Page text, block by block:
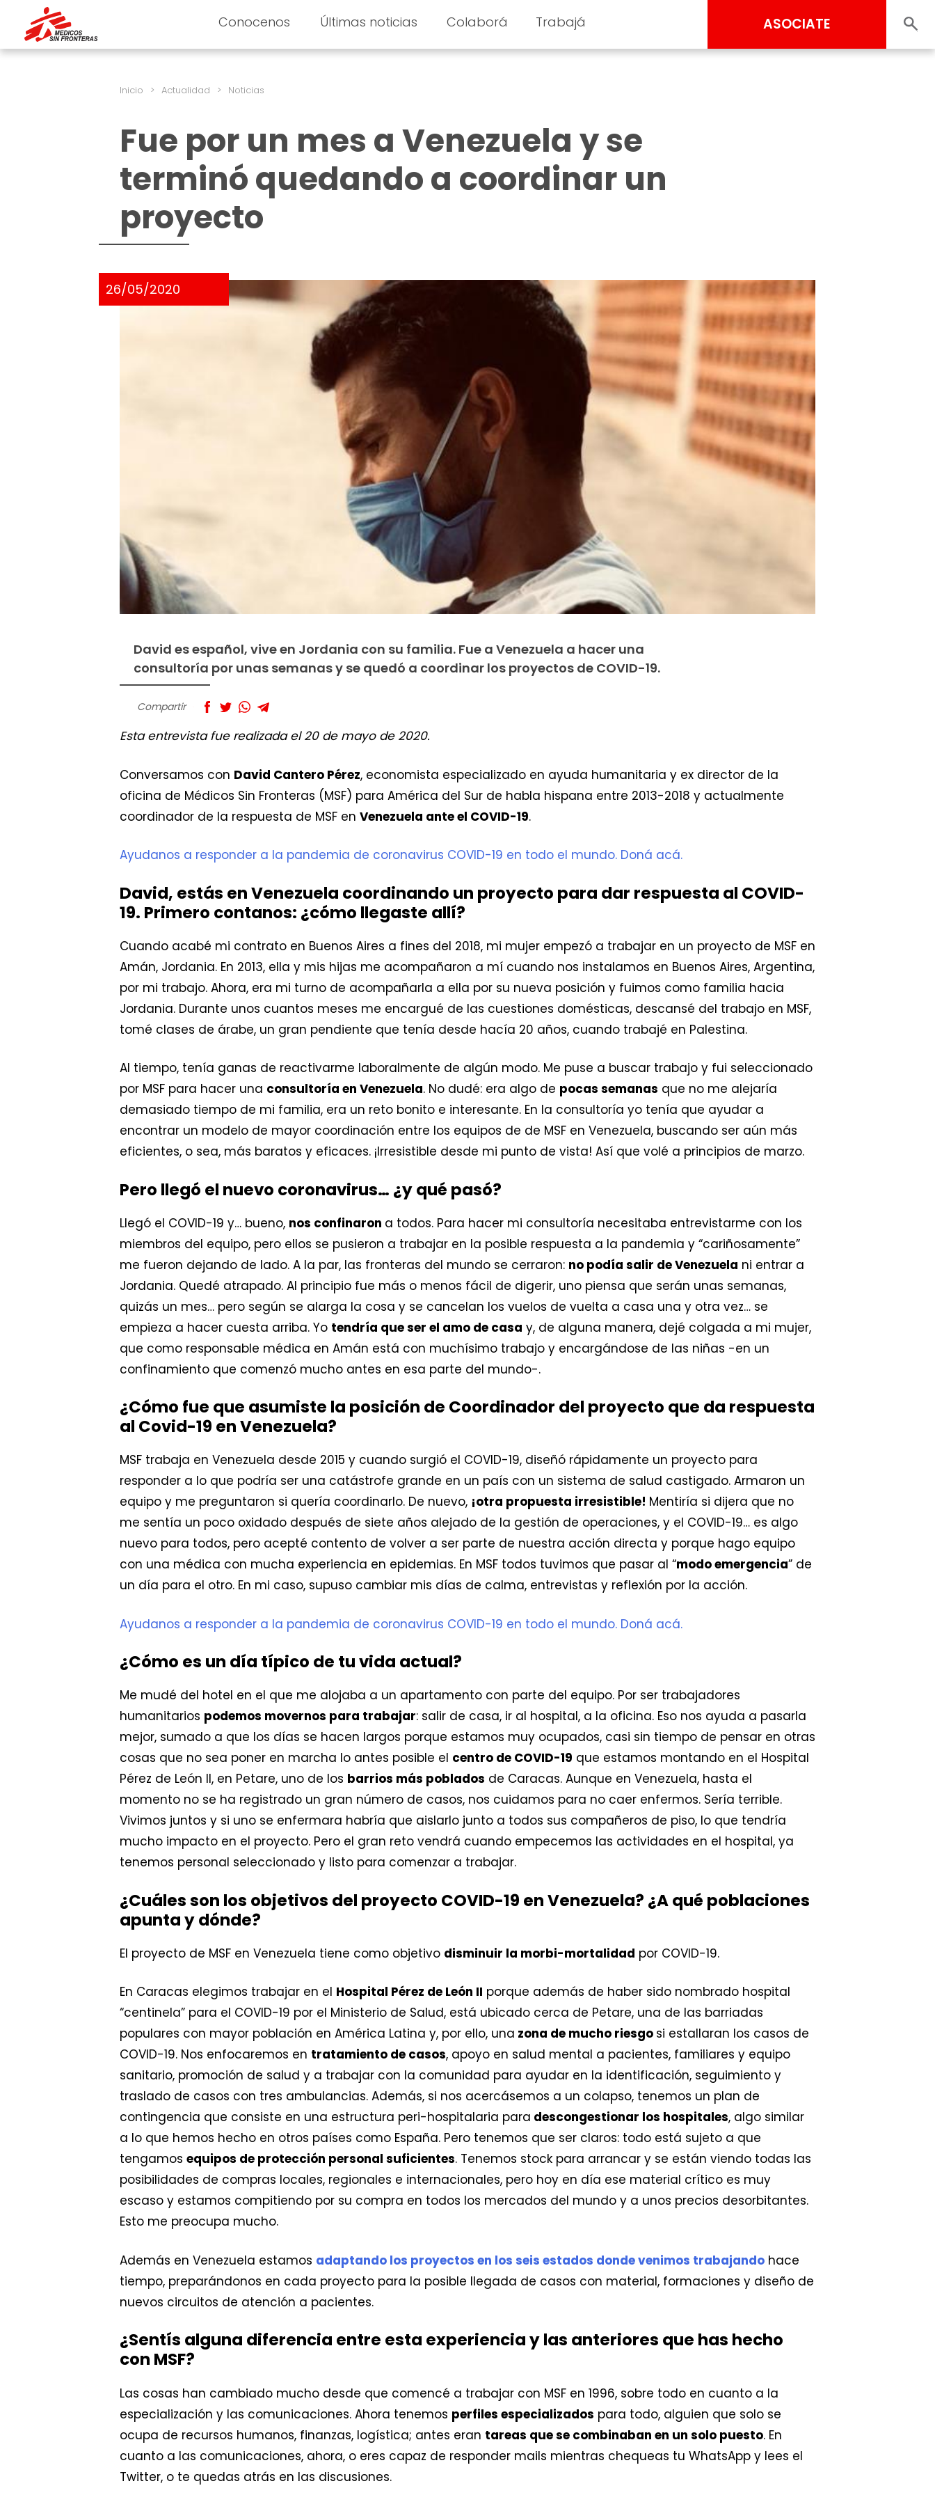
Conocenos Últimas noticias Colaborá Trabajá ASOCIATE
Inicio > Actualidad > Noticias
Fue por un mes a Venezuela y se
terminó quedando a coordinar un
proyecto
26/05/2020
David es español, vive en Jordania con su familia. Fue a Venezuela a hacer una
consultoría por unas semanas y se quedó a coordinar los proyectos de COVID-19.
Compartir
Esta entrevista fue realizada el 20 de mayo de 2020.
Conversamos con David Cantero Pérez, economista especializado en ayuda humanitaria y ex director de la
oficina de Médicos Sin Fronteras (MSF) para América del Sur de habla hispana entre 2013-2018 y actualmente
coordinador de la respuesta de MSF en Venezuela ante el COVID-19.
Ayudanos a responder a la pandemia de coronavirus COVID-19 en todo el mundo. Doná acá.
David, estás en Venezuela coordinando un proyecto para dar respuesta al COVID-
19. Primero contanos: ¿cómo llegaste allí?
Cuando acabé mi contrato en Buenos Aires a fines del 2018, mi mujer empezó a trabajar en un proyecto de MSF en
Amán, Jordania. En 2013, ella y mis hijas me acompañaron a mí cuando nos instalamos en Buenos Aires, Argentina,
por mi trabajo. Ahora, era mi turno de acompañarla a ella por su nueva posición y fuimos como familia hacia
Jordania. Durante unos cuantos meses me encargué de las cuestiones domésticas, descansé del trabajo en MSF,
tomé clases de árabe, un gran pendiente que tenía desde hacía 20 años, cuando trabajé en Palestina.
Al tiempo, tenía ganas de reactivarme laboralmente de algún modo. Me puse a buscar trabajo y fui seleccionado
por MSF para hacer una consultoría en Venezuela. No dudé: era algo de pocas semanas que no me alejaría
demasiado tiempo de mi familia, era un reto bonito e interesante. En la consultoría yo tenía que ayudar a
encontrar un modelo de mayor coordinación entre los equipos de de MSF en Venezuela, buscando ser aún más
eficientes, o sea, más baratos y eficaces. ¡Irresistible desde mi punto de vista! Así que volé a principios de marzo.
Pero llegó el nuevo coronavirus… ¿y qué pasó?
Llegó el COVID-19 y… bueno, nos confinaron a todos. Para hacer mi consultoría necesitaba entrevistarme con los
miembros del equipo, pero ellos se pusieron a trabajar en la posible respuesta a la pandemia y “cariñosamente”
me fueron dejando de lado. A la par, las fronteras del mundo se cerraron: no podía salir de Venezuela ni entrar a
Jordania. Quedé atrapado. Al principio fue más o menos fácil de digerir, uno piensa que serán unas semanas,
quizás un mes… pero según se alarga la cosa y se cancelan los vuelos de vuelta a casa una y otra vez… se
empieza a hacer cuesta arriba. Yo tendría que ser el amo de casa y, de alguna manera, dejé colgada a mi mujer,
que como responsable médica en Amán está con muchísimo trabajo y encargándose de las niñas -en un
confinamiento que comenzó mucho antes en esa parte del mundo-.
¿Cómo fue que asumiste la posición de Coordinador del proyecto que da respuesta
al Covid-19 en Venezuela?
MSF trabaja en Venezuela desde 2015 y cuando surgió el COVID-19, diseñó rápidamente un proyecto para
responder a lo que podría ser una catástrofe grande en un país con un sistema de salud castigado. Armaron un
equipo y me preguntaron si quería coordinarlo. De nuevo, ¡otra propuesta irresistible! Mentiría si dijera que no
me sentía un poco oxidado después de siete años alejado de la gestión de operaciones, y el COVID-19… es algo
nuevo para todos, pero acepté contento de volver a ser parte de nuestra acción directa y porque hago equipo
con una médica con mucha experiencia en epidemias. En MSF todos tuvimos que pasar al “modo emergencia” de
un día para el otro. En mi caso, supuso cambiar mis días de calma, entrevistas y reflexión por la acción.
Ayudanos a responder a la pandemia de coronavirus COVID-19 en todo el mundo. Doná acá.
¿Cómo es un día típico de tu vida actual?
Me mudé del hotel en el que me alojaba a un apartamento con parte del equipo. Por ser trabajadores
humanitarios podemos movernos para trabajar: salir de casa, ir al hospital, a la oficina. Eso nos ayuda a pasarla
mejor, sumado a que los días se hacen largos porque estamos muy ocupados, casi sin tiempo de pensar en otras
cosas que no sea poner en marcha lo antes posible el centro de COVID-19 que estamos montando en el Hospital
Pérez de León II, en Petare, uno de los barrios más poblados de Caracas. Aunque en Venezuela, hasta el
momento no se ha registrado un gran número de casos, nos cuidamos para no caer enfermos. Sería terrible.
Vivimos juntos y si uno se enfermara habría que aislarlo junto a todos sus compañeros de piso, lo que tendría
mucho impacto en el proyecto. Pero el gran reto vendrá cuando empecemos las actividades en el hospital, ya
tenemos personal seleccionado y listo para comenzar a trabajar.
¿Cuáles son los objetivos del proyecto COVID-19 en Venezuela? ¿A qué poblaciones
apunta y dónde?
El proyecto de MSF en Venezuela tiene como objetivo disminuir la morbi-mortalidad por COVID-19.
En Caracas elegimos trabajar en el Hospital Pérez de León II porque además de haber sido nombrado hospital
“centinela” para el COVID-19 por el Ministerio de Salud, está ubicado cerca de Petare, una de las barriadas
populares con mayor población en América Latina y, por ello, una zona de mucho riesgo si estallaran los casos de
COVID-19. Nos enfocaremos en tratamiento de casos, apoyo en salud mental a pacientes, familiares y equipo
sanitario, promoción de salud y a trabajar con la comunidad para ayudar en la identificación, seguimiento y
traslado de casos con tres ambulancias. Además, si nos acercásemos a un colapso, tenemos un plan de
contingencia que consiste en una estructura peri-hospitalaria para descongestionar los hospitales, algo similar
a lo que hemos hecho en otros países como España. Pero tenemos que ser claros: todo está sujeto a que
tengamos equipos de protección personal suficientes. Tenemos stock para arrancar y se están viendo todas las
posibilidades de compras locales, regionales e internacionales, pero hoy en día ese material crítico es muy
escaso y estamos compitiendo por su compra en todos los mercados del mundo y a unos precios desorbitantes.
Esto me preocupa mucho.
Además en Venezuela estamos adaptando los proyectos en los seis estados donde venimos trabajando hace
tiempo, preparándonos en cada proyecto para la posible llegada de casos con material, formaciones y diseño de
nuevos circuitos de atención a pacientes.
¿Sentís alguna diferencia entre esta experiencia y las anteriores que has hecho
con MSF?
Las cosas han cambiado mucho desde que comencé a trabajar con MSF en 1996, sobre todo en cuanto a la
especialización y las comunicaciones. Ahora tenemos perfiles especializados para todo, alguien que solo se
ocupa de recursos humanos, finanzas, logística; antes eran tareas que se combinaban en un solo puesto. En
cuanto a las comunicaciones, ahora, o eres capaz de responder mails mientras chequeas tu WhatsApp y lees el
Twitter, o te quedas atrás en las discusiones.